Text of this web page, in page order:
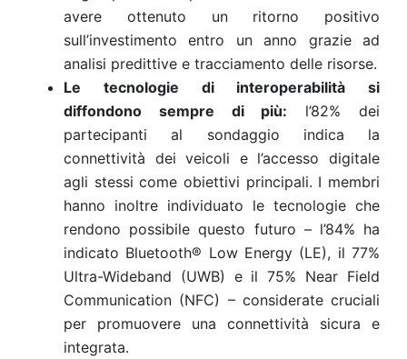
avere ottenuto un ritorno positivo
sull’investimento entro un anno grazie ad
analisi predittive e tracciamento delle risorse.
Le tecnologie di interoperabilità si
diffondono sempre di più: l’82% dei
partecipanti al sondaggio indica la
connettività dei veicoli e l’accesso digitale
agli stessi come obiettivi principali. I membri
hanno inoltre individuato le tecnologie che
rendono possibile questo futuro – l’84% ha
indicato Bluetooth® Low Energy (LE), il 77%
Ultra-Wideband (UWB) e il 75% Near Field
Communication (NFC) – considerate cruciali
per promuovere una connettività sicura e
integrata.